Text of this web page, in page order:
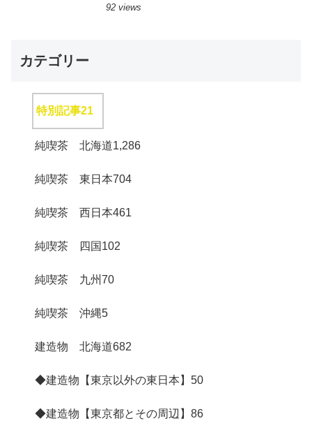
92 views
カテゴリー
特別記事21
純喫茶 北海道1,286
純喫茶 東日本704
純喫茶 西日本461
純喫茶 四国 102
純喫茶 九州70
純喫茶 沖縄5
建造物 北海道682
◆建造物【東京以外の東日本】 50
◆建造物【東京都とその周辺】 86